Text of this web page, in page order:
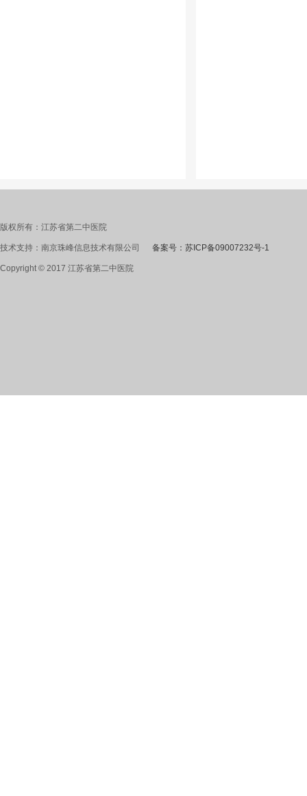
版权所有：江苏省第二中医院
技术支持：南京珠峰信息技术有限公司 备案号：苏ICP备09007232号-1
Copyright © 2017 江苏省第二中医院